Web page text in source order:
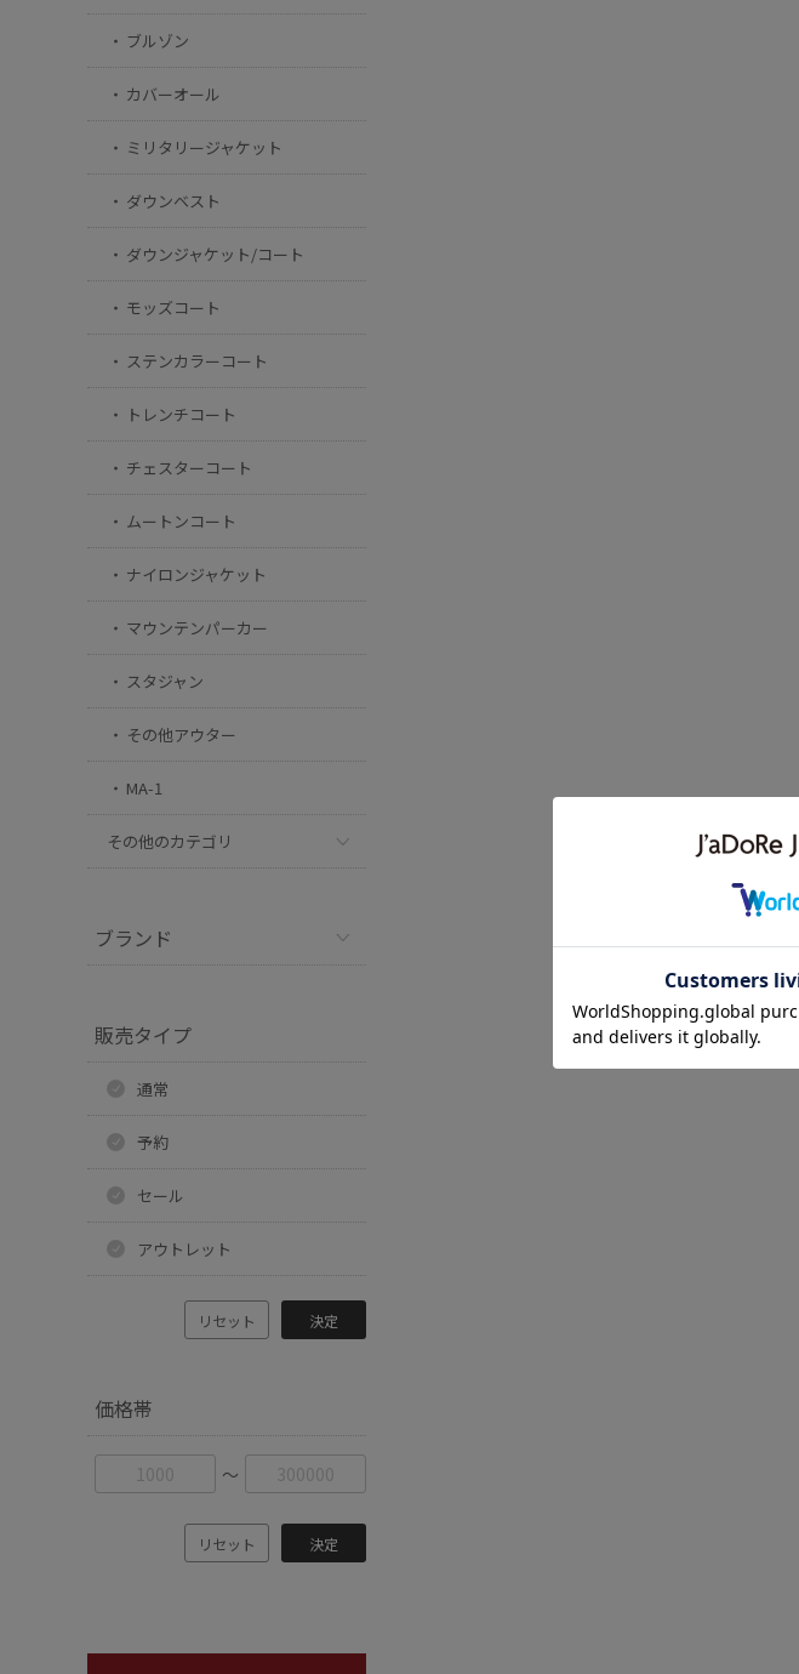
ブルゾン
カバーオール
ミリタリージャケット
ダウンベスト
ダウンジャケット/コート
モッズコート
ステンカラーコート
トレンチコート
チェスターコート
ムートンコート
ナイロンジャケット
マウンテンパーカー
スタジャン
その他アウター
MA-1
その他のカテゴリ
ブランド
販売タイプ
通常
予約
セール
アウトレット
リセット 決定
価格帯
〜
リセット 決定